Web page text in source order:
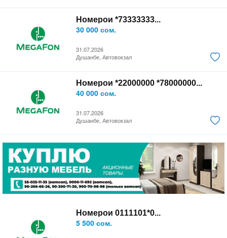
Номерои *73333333...
30 000 сом.
31.07.2026
Душанбе, Автовокзал
Номерои *22000000 *78000000...
40 000 сом.
31.07.2026
Душанбе, Автовокзал
Номерои 0111101*0...
5 500 сом.